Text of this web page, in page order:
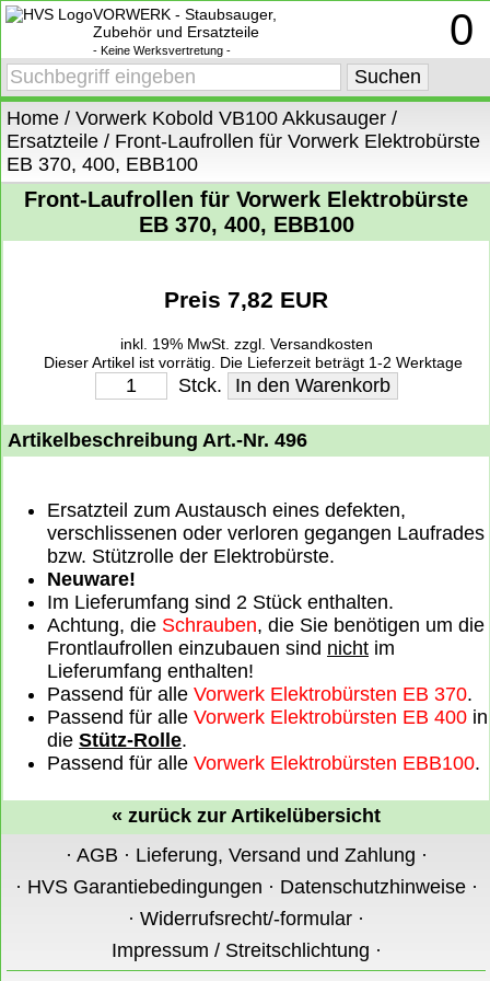
0
VORWERK - Staubsauger,
Zubehör und Ersatzteile
- Keine Werksvertretung -
Home / Vorwerk Kobold VB100 Akkusauger /
Ersatzteile / Front-Laufrollen für Vorwerk Elektrobürste
EB 370, 400, EBB100
Front-Laufrollen für Vorwerk Elektrobürste
EB 370, 400, EBB100
Preis 7,82 EUR
inkl. 19% MwSt. zzgl. Versandkosten
Dieser Artikel ist vorrätig. Die Lieferzeit beträgt 1-2 Werktage
deutschlandweit. Weitere Informationen zu den Lieferzeiten finden Sie
unterLieferung, Versand und Zahlung.
Stck.
Artikelbeschreibung Art.-Nr. 496
Ersatzteil zum Austausch eines defekten,
verschlissenen oder verloren gegangen Laufrades
bzw. Stützrolle der Elektrobürste.
Neuware!
Im Lieferumfang sind 2 Stück enthalten.
Achtung, die Schrauben, die Sie benötigen um die
Frontlaufrollen einzubauen sind nicht im
Lieferumfang enthalten!
Passend für alle Vorwerk Elektrobürsten EB 370.
Passend für alle Vorwerk Elektrobürsten EB 400 in
die Stütz-Rolle.
Passend für alle Vorwerk Elektrobürsten EBB100.
« zurück zur Artikelübersicht
· AGB · Lieferung, Versand und Zahlung ·
· HVS Garantiebedingungen · Datenschutzhinweise·
· Widerrufsrecht/-formular ·
Impressum / Streitschlichtung ·